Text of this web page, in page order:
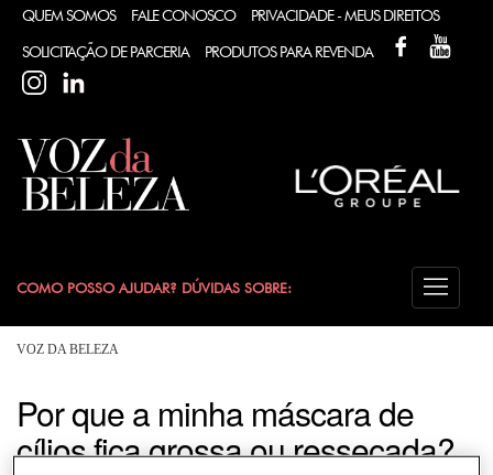
QUEM SOMOS FALE CONOSCO PRIVACIDADE - MEUS DIREITOS
SOLICITAÇÃO DE PARCERIA PRODUTOS PARA REVENDA
FACEBOOK
INSTAGRAM
COMO POSSO AJUDAR? DÚVIDAS SOBRE:
CABELO
COLORAÇÃO
DESODORANTE
VOZ DA BELEZA
Por que a minha máscara de
cílios fica grossa ou ressecada?